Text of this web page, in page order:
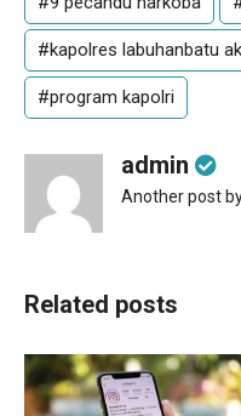
#kapolres labuhanbatu
#program kapolri
admin
Another post
Related posts